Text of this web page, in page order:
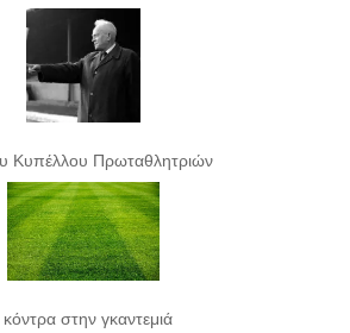
Κυπέλλου Πρωταθλητριών
στην γκαντεμιά